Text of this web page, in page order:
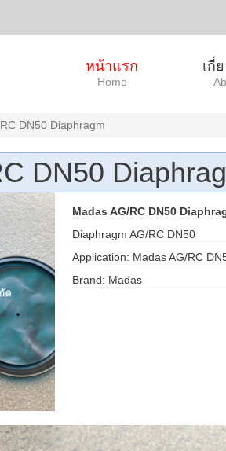
หน้าแรก
Home
เกี่
DN50 Diaphragm
DN50
Madas AG/RC DN50
Diaphragm AG/RC DN50
Application: Madas AG/RC
Brand: Madas